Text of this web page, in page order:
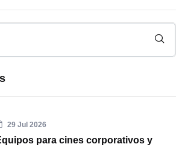
29 Jul 2026
para cines corporativos y